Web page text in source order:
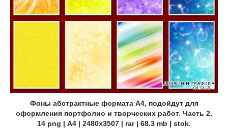
Фоны абстрактные формата А4, подойдут для
оформления портфолио и творческих работ. Часть 2.
14 png | А4 | 2480х3507 | rar | 68.3 mb | stok.